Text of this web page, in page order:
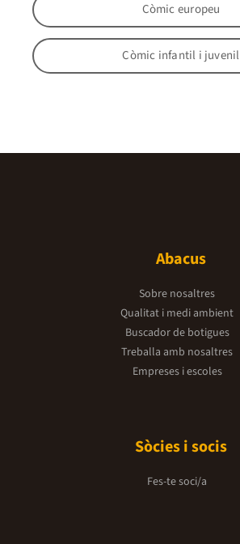
Còmic europeu
Còmic infantil i juvenil
Abacus
Sobre nosaltres
Qualitat i medi ambient
Buscador de botigues
Treballa amb nosaltres
Empreses i escoles
Sòcies i socis
Fes-te soci/a